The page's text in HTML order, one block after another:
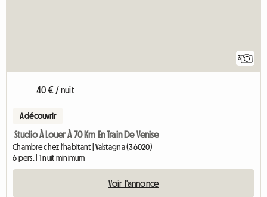
3
40 € / nuit
A découvrir
Studio À Louer À 70 Km En Train De Venise
Chambre chez l'habitant | Valstagna (36020)
6 pers. | 1 nuit minimum
Voir l'annonce